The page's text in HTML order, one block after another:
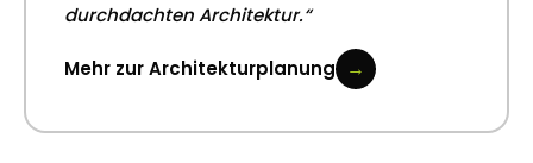
durchdachten Architektur.“
Mehr zur Architekturplanung →